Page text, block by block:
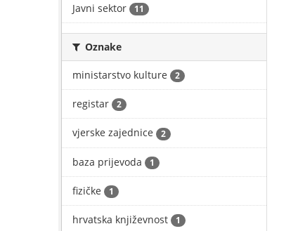
Javni sektor 11
Oznake
ministarstvo kulture 2
registar 2
vjerske zajednice 2
baza prijevoda 1
fizičke 1
hrvatska književnost 1